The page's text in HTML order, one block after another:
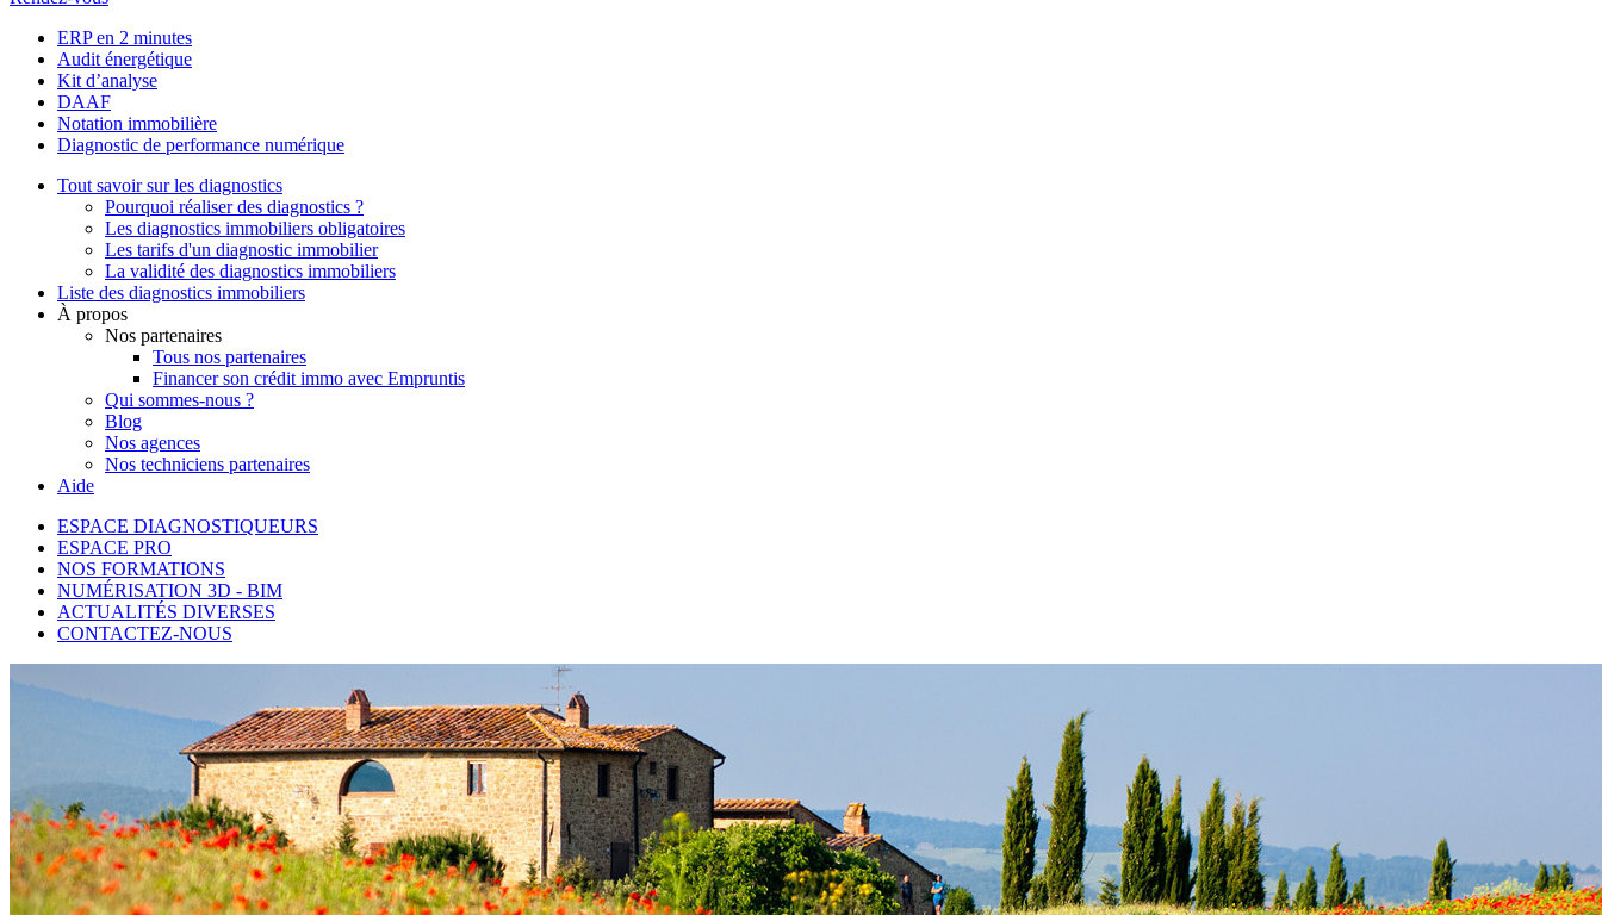
ERP en 2 minutes
Audit énergétique
Kit d’analyse
DAAF
Notation immobilière
Diagnostic de performance numérique
Tout savoir sur les diagnostics
Pourquoi réaliser des diagnostics ?
Les diagnostics immobiliers obligatoires
Les tarifs d'un diagnostic immobilier
La validité des diagnostics immobiliers
Liste des diagnostics immobiliers
À propos
Nos partenaires
Tous nos partenaires
Financer son crédit immo avec Empruntis
Qui sommes-nous ?
Blog
Nos agences
Nos techniciens partenaires
Aide
ESPACE DIAGNOSTIQUEURS
ESPACE PRO
NOS FORMATIONS
NUMÉRISATION 3D - BIM
ACTUALITÉS DIVERSES
CONTACTEZ-NOUS